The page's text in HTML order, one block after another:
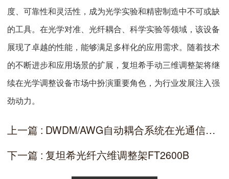
度、可靠性和灵活性，成为光学实验和精密制造中不可或缺
的工具。在光学对准、光纤耦合、科学实验等领域，该设备
展现了卓越的性能，能够满足多样化的应用需求。随着技术
的不断进步和应用场景的扩展，复坦希手动三维调整架将继
续在光学调整设备市场中扮演重要角色，为行业发展注入强
劲动力。
上一篇 : DWDM/AWG自动耦合系统在光通信领域的应用
下一篇 : 复坦希光纤六维调整架FT2600B